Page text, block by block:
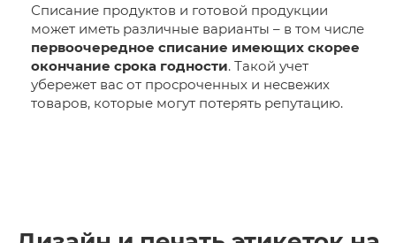
Списание продуктов и готовой продукции
может иметь различные варианты – в том числе
первоочередное списание имеющих скорее
окончание срока годности. Такой учет
убережет вас от просроченных и несвежих
товаров, которые могут потерять репутацию.